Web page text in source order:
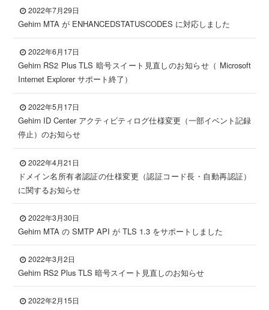
2022年7月29日
Gehirn MTA が ENHANCEDSTATUSCODES に対応しました
2022年6月17日
Gehirn RS2 Plus TLS 暗号スイート見直しのお知らせ（ Microsoft
Internet Explorer サポート終了）
2022年5月17日
Gehirn ID Center アクティビティログ仕様変更（一部イベント記録
停止）のお知らせ
2022年4月21日
ドメイン名所有者認証の仕様変更（認証コード長・自動再認証）
に関するお知らせ
2022年3月30日
Gehirn MTA の SMTP API が TLS 1.3 をサポートしました
2022年3月2日
Gehirn RS2 Plus TLS 暗号スイート見直しのお知らせ
2022年2月15日